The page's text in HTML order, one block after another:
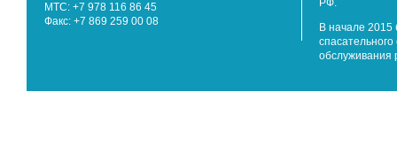
МТС: +7 978 116 86 45
Факс: +7 869 259 00 08
РФ.
В начале 2015
обслуживания